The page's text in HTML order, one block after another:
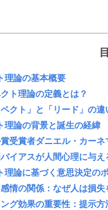
理論の基本概要
ト理論の定義とは？
ペクト」と「リード」の違
理論の背景と誕生の経緯
受賞者ダニエル・カーネ
イアスが人間心理に与え
理論に基づく意思決定の
情の関係：なぜ人は損失
グ効果の重要性：提示